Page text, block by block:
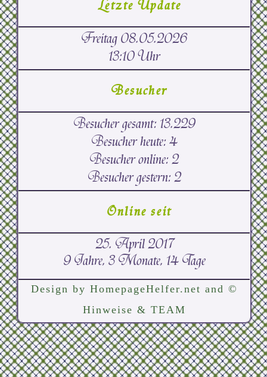
Letzte Update
Freitag 08.05.2026
13:10 Uhr
Besucher
Besucher gesamt: 13.229
Besucher heute:4
Besucher online:2
Besucher gestern:2
Online seit
25. April 2017
9 Jahre, 3 Monate, 14 Tage
Design by HomepageHelfer.net and ©
Hinweise & TEAM